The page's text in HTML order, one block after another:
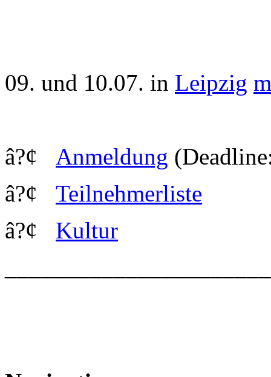
09. und 10.07. in Leipzig
â?¢ Anmeldung
â?¢ Teilnehmerliste
â?¢ Kultur